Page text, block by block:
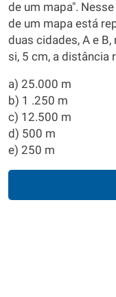
de um mapa".
de um mapa está
duas cidades, A e
si, 5 cm, a distância
a) 25.000 m
b) 1 .250 m
c) 12.500 m
d) 500 m
e) 250 m